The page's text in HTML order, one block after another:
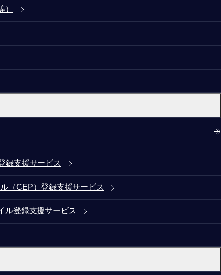
）
録支援サービス
（CEP）登録支援サービス
ル登録支援サービス